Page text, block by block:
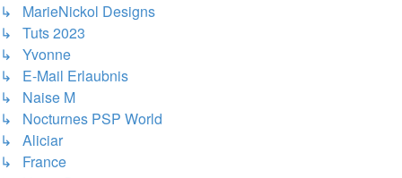
↳ MarieNickol Designs
↳ Tuts 2023
↳ Yvonne
↳ E-Mail Erlaubnis
↳ Naise M
↳ Nocturnes PSP World
↳ Aliciar
↳ France